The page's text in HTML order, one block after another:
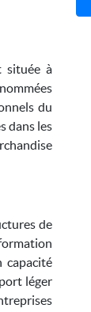
située à
du
dans les
de
capacité
léger